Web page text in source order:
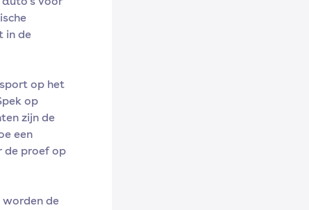
in de
op het
op
zijn de
een
de proef op
de